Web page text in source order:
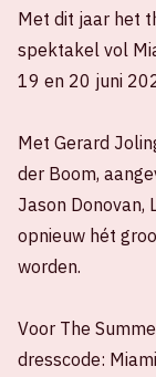
Met dit jaar het
spektakel vol
19 en 20 juni
Met Gerard
der Boom,
Jason Donovan,
opnieuw hét
worden.
Voor The
dresscode: